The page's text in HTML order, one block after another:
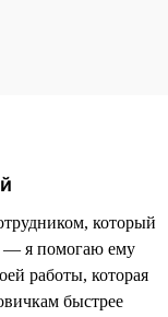
который
— я помогаю ему
работы, которая
быстрее